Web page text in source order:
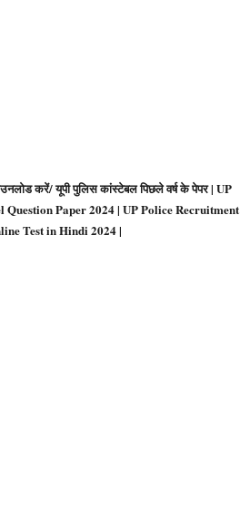
करें/ यूपी पुलिस कांस्टेबल पिछले वर्ष के पेपर | UP
Question Paper 2024 | UP Police Recruitment
Test in Hindi 2024|